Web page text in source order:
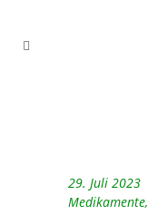
29. Juli 2023
Medikamente,